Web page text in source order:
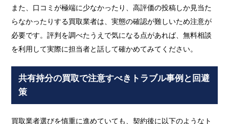
また、口コミが極端に少なかったり、高評価の投稿しか見当た
らなかったりする買取業者は、実態の確認が難しいため注意が
必要です。評判を調べたうえで気になる点があれば、無料相談
を利用して実際に担当者と話して確かめてみてください。
共有持分の買取で注意すべきトラブル事例と回避
策
買取業者選びを慎重に進めていても、契約後に以下のようなト